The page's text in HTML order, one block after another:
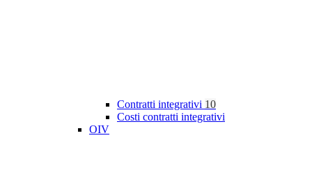
Contratti integrativi 10
Costi contratti integrativi
OIV